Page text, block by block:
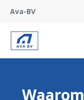
Ava-BV